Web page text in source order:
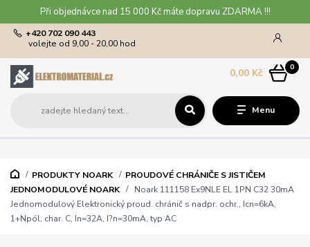
Při objednávce nad 15 000 Kč máte dopravu ZDARMA !!!
Menu
+420 702 090 443
volejte od 9,00 - 20,00 hod
0
0,00 Kč
PRODUKTY NOARK
PROUDOVÉ CHRÁNIČE S JISTIČEM
JEDNOMODULOVÉ NOARK
Noark 111158 Ex9NLE EL 1PN C32 30mA
Jednomodulový Elektronický proud. chránič s nadpr. ochr., Icn=6kA,
1+Npól, char. C, In=32A, I?n=30mA, typ AC